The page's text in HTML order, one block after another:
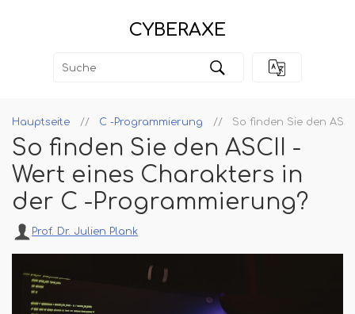
CYBERAXE
Hauptseite C -Programmierung So finden Sie den
So finden Sie den ASCII -
Wert eines Charakters in
der C -Programmierung?
Prof. Dr. Julien Plank